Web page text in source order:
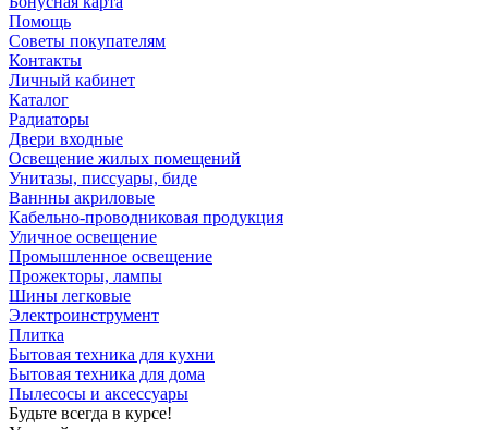
Помощь
Советы покупателям
Контакты
Личный кабинет
Каталог
Радиаторы
Двери входные
Освещение жилых помещений
Унитазы, писсуары, биде
Ваннны акриловые
Кабельно-проводниковая продукция
Уличное освещение
Промышленное освещение
Прожекторы, лампы
Шины легковые
Электроинструмент
Плитка
Бытовая техника для кухни
Бытовая техника для дома
Пылесосы и аксессуары
Будьте всегда в курсе!